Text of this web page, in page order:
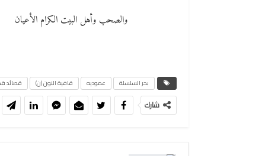
والصحب وأهل البيت الكرام الأعيان
بحر السلسلة عموديه قافية النون (ن) قصائد
شارك